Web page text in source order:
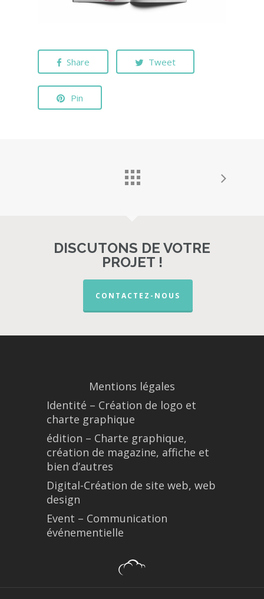
Share Tweet
Pin
DISCUTONS DE VOTRE
PROJET !
CONTACTEZ-NOUS
Mentions légales
Identité – Création de logo et
charte graphique
édition – Charte graphique,
création de magazine, affiche et
bien d’autres
Digital-Création de site web, web
design
Event – Communication
événementielle